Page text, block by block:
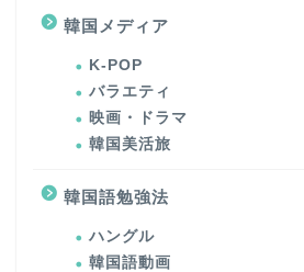
韓国メディア
K-POP
バラエティ
映画・ドラマ
韓国美活旅
韓国語勉強法
ハングル
韓国語動画